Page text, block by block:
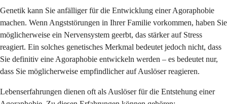
Genetik kann Sie anfälliger für die Entwicklung einer Agoraphobie
machen. Wenn Angststörungen in Ihrer Familie vorkommen, haben Sie
möglicherweise ein Nervensystem geerbt, das stärker auf Stress
reagiert. Ein solches genetisches Merkmal bedeutet jedoch nicht, dass
Sie definitiv eine Agoraphobie entwickeln werden – es bedeutet nur,
dass Sie möglicherweise empfindlicher auf Auslöser reagieren.
Lebenserfahrungen dienen oft als Auslöser für die Entstehung einer